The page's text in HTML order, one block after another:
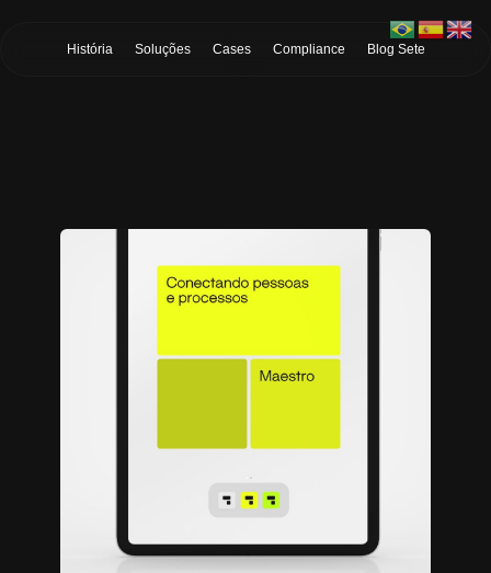
História Soluções Cases Compliance Blog Sete